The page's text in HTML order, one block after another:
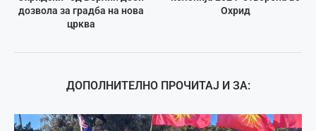
дозвола за градба на нова
црква
Охрид
ДОПОЛНИТЕЛНО ПРОЧИТАЈ И ЗА: